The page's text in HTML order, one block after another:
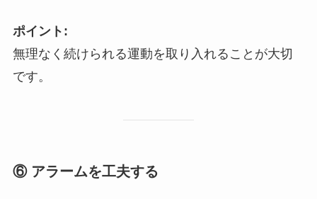
ポイント:
無理なく続けられる運動を取り入れることが大切
です。
⑥ アラームを工夫する